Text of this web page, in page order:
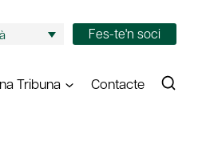
Fes-te'n soci
Tribuna Contacte